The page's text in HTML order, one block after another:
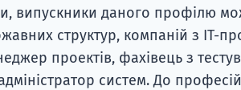
випускники даного профілю
структур, компаній з IT-
проектів, фахівець з
систем. До